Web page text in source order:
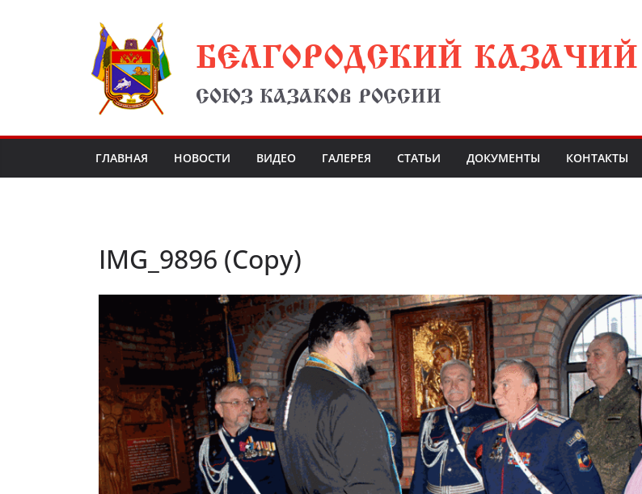
БЕЛГОРОДСКИЙ
СОЮЗ КАЗАКОВ РОССИИ
ГЛАВНАЯ НОВОСТИ ВИДЕО ГАЛЕРЕЯ СТАТЬИ ДОКУМЕНТЫ КОНТАКТЫ
IMG_9896 (Copy)